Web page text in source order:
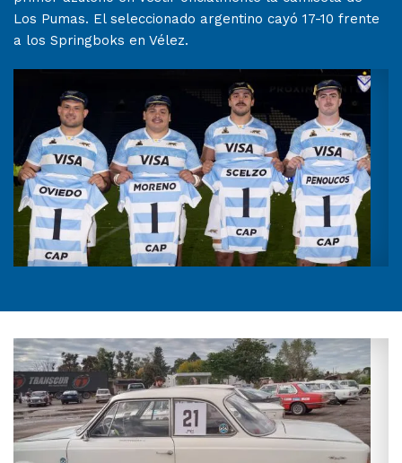
Los Pumas. El seleccionado argentino cayó 17-10 frente
a los Springboks en Vélez.